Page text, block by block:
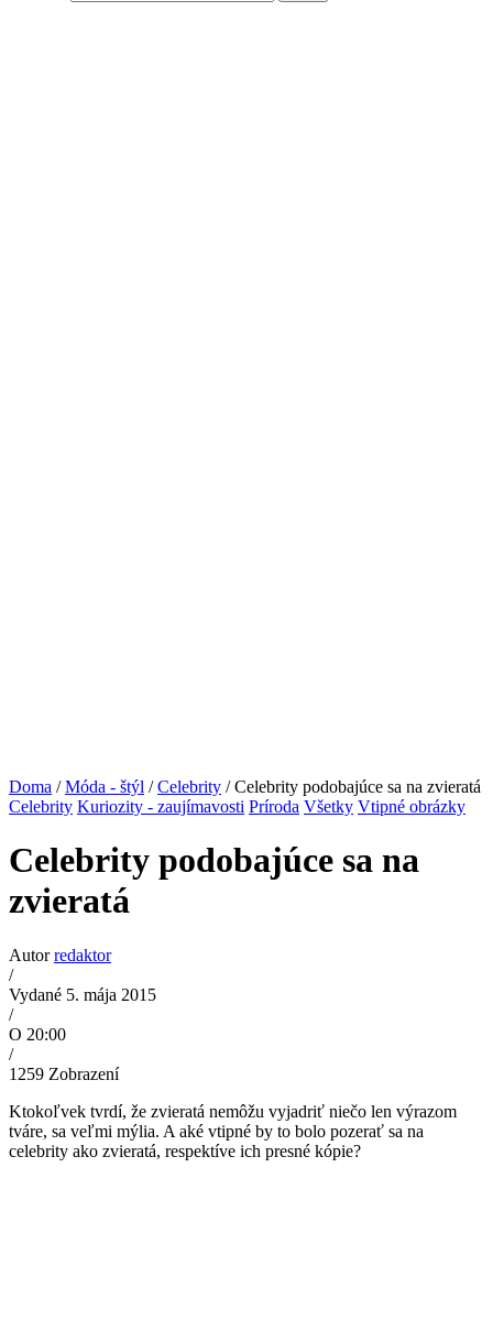
Doma /Móda - štýl /Celebrity / Celebrity podobajúce sa na zvieratá
Celebrity Kuriozity - zaujímavosti Príroda Všetky Vtipné obrázky
Celebrity podobajúce sa na
zvieratá
Autorredaktor
/
Vydané 5. mája 2015
/
O 20:00
/
1259 Zobrazení
Ktokoľvek tvrdí, že zvieratá nemôžu vyjadriť niečo len výrazom
tváre, sa veľmi mýlia. A aké vtipné by to bolo pozerať sa na
celebrity ako zvieratá, respektíve ich presné kópie?